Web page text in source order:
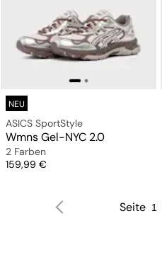
NEU
ASICS SportStyle
Wmns Gel-NYC 2.0
2 Farben
Preis
159,99 €
Seite 1